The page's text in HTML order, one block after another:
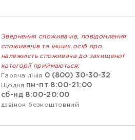
Звернення споживачів, повідомлення
споживачів та інших осіб про
належність споживача до захищеної
категорії приймаються:
Гаряча лінія
0 (800) 30-30-32
Щодня пн-пт 8:00-21:00
сб-нд 8:00-20:00
дзвінок безкоштовний